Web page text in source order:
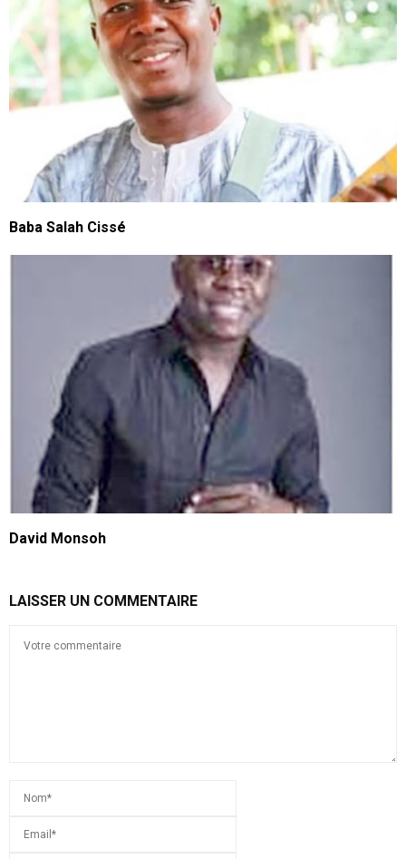
Baba Salah Cissé
David Monsoh
LAISSER UN COMMENTAIRE